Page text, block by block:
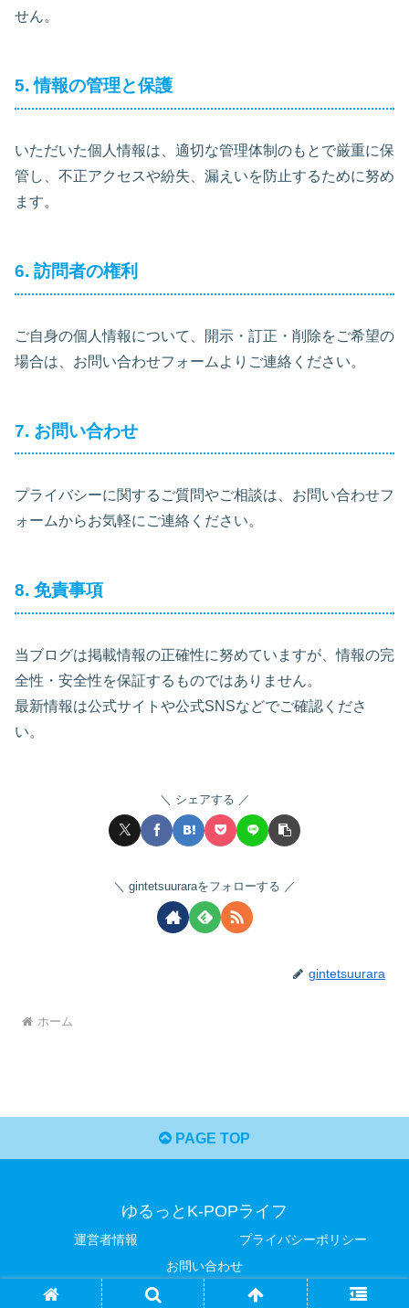
せん。
5. 情報の管理と保護
いただいた個人情報は、適切な管理体制のもとで厳重に保
管し、不正アクセスや紛失、漏えいを防止するために努め
ます。
6. 訪問者の権利
ご自身の個人情報について、開示・訂正・削除をご希望の
場合は、お問い合わせフォームよりご連絡ください。
7. お問い合わせ
プライバシーに関するご質問やご相談は、お問い合わせフ
ォームからお気軽にご連絡ください。
8. 免責事項
当ブログは掲載情報の正確性に努めていますが、情報の完
全性・安全性を保証するものではありません。
最新情報は公式サイトや公式SNSなどでご確認くださ
い。
シェアする
gintetsuuraraをフォローする
gintetsuurara
ホーム
PAGE TOP
ゆるっとK-POPライフ
運営者情報
プライバシーポリシー
お問い合わせ
© 2025 ゆるっとK-POPライフ.